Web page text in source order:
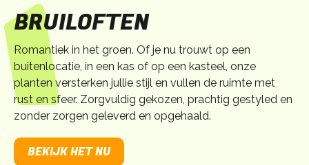
BRUILOFTEN
Romantiek in het groen. Of je nu trouwt op een
buitenlocatie, in een kas of op een kasteel, onze
planten versterken jullie stijl en vullen de ruimte met
rust en sfeer. Zorgvuldig gekozen, prachtig gestyled en
zonder zorgen geleverd en opgehaald.
BEKIJK HET NU